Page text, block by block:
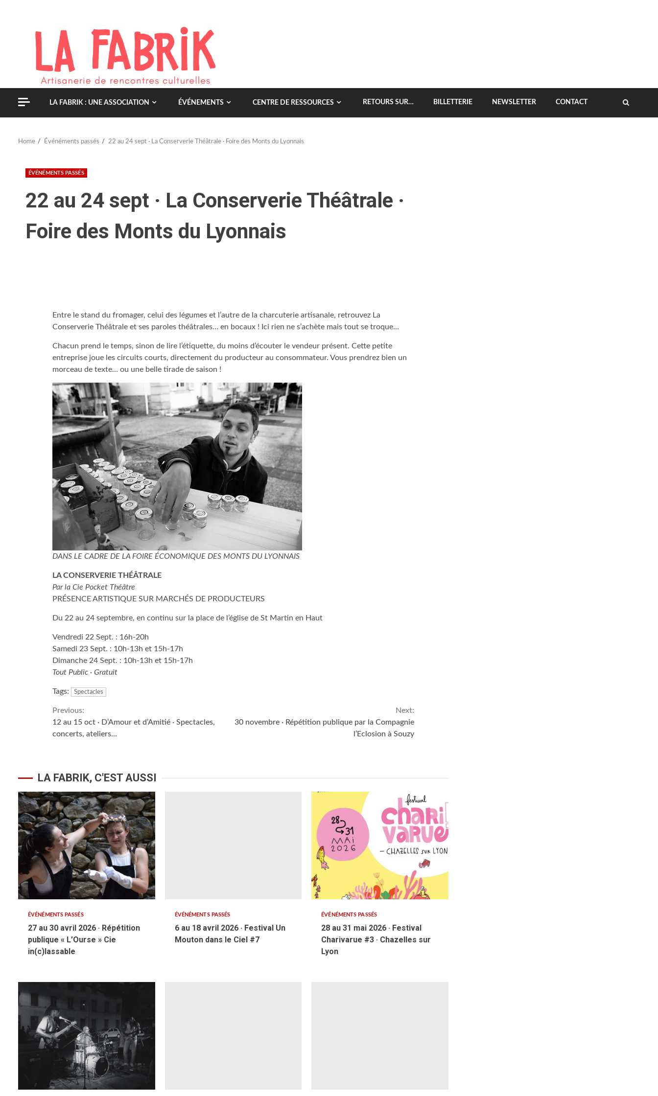
LA FABRIK : UNE ASSOCIATION ÉVÉNEMENTS CENTRE DE RESSOURCES RETOURS SUR… BILLETTERIE NEWSLETTER CONTACT
Home Événéments passés 22 au 24 sept · La Conserverie Théâtrale · Foire des Monts du Lyonnais
ÉVÉNÉMENTS PASSÉS
22 au 24 sept · La Conserverie Théâtrale ·
Foire des Monts du Lyonnais
Entre le stand du fromager, celui des légumes et l’autre de la charcuterie artisanale, retrouvez La
Conserverie Théâtrale et ses paroles théâtrales… en bocaux ! Ici rien ne s’achète mais tout se troque…
Chacun prend le temps, sinon de lire l’étiquette, du moins d’écouter le vendeur présent. Cette petite
entreprise joue les circuits courts, directement du producteur au consommateur. Vous prendrez bien un
morceau de texte… ou une belle tirade de saison !
DANS LE CADRE DE LA FOIRE ÉCONOMIQUE DES MONTS DU LYONNAIS
LA CONSERVERIE THÉÂTRALE
Par la Cie Pocket Théâtre
PRÉSENCE ARTISTIQUE SUR MARCHÉS DE PRODUCTEURS
Du 22 au 24 septembre, en continu sur la place de l’église de St Martin en Haut
Vendredi 22 Sept. : 16h-20h
Samedi 23 Sept. : 10h-13h et 15h-17h
Dimanche 24 Sept. : 10h-13h et 15h-17h
Tout Public · Gratuit
Tags: Spectacles
Continue
Reading
Previous:
12 au 15 oct · D’Amour et d’Amitié · Spectacles,
concerts, ateliers…
Next:
30 novembre · Répétition publique par la Compagnie
l’Eclosion à Souzy
LA FABRIK, C'EST AUSSI
ÉVÉNÉMENTS PASSÉS
27 au 30 avril 2026 · Répétition
publique « L’Ourse » Cie
in(c)lassable
ÉVÉNÉMENTS PASSÉS
6 au 18 avril 2026 · Festival Un
Mouton dans le Ciel #7
ÉVÉNÉMENTS PASSÉS
28 au 31 mai 2026 · Festival
Charivarue #3 · Chazelles sur
Lyon